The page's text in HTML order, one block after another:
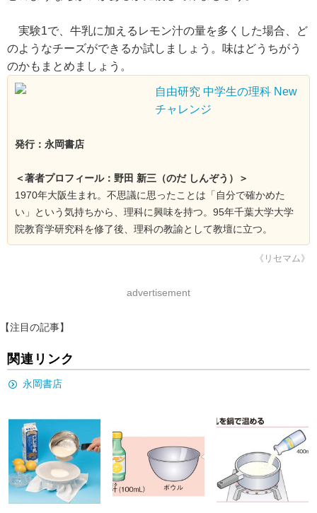
実験1で、牛乳に加えるレモン汁の量を多くした場合、ど
のようなチーズができるか試しましょう。味はどうちがう
のかもまとめましょう。
自由研究 中学生の理科 New
チャレンジ
発行：永岡書店
＜著者プロフィール：野田 新三（のだ しんぞう）＞
1970年大阪生まれ。不思議に思ったことは「自分で確かめた
い」という気持ちから、理科に興味を持つ。95年千葉大学大学
院教育学研究科を修了後、理科の教諭として教壇に立つ。
《リセマム》
advertisement
【注目の記事】
関連リンク
永岡書店